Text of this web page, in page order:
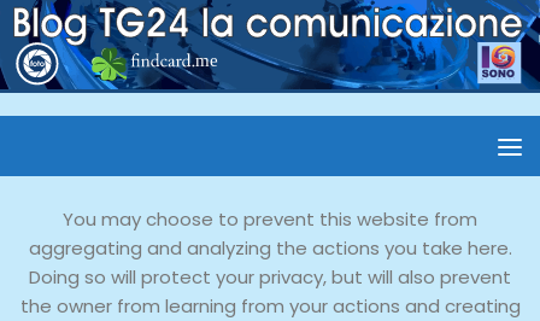
You may choose to prevent this website from
aggregating and analyzing the actions you take here.
Doing so will protect your privacy, but will also prevent
the owner from learning from your actions and creating